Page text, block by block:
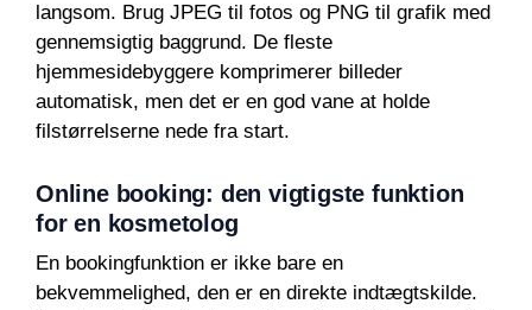
langsom. Brug JPEG til fotos og PNG til grafik med
gennemsigtig baggrund. De fleste
hjemmesidebyggere komprimerer billeder
automatisk, men det er en god vane at holde
filstørrelserne nede fra start.
Online booking: den vigtigste funktion
for en kosmetolog
En bookingfunktion er ikke bare en
bekvemmelighed, den er en direkte indtægtskilde.